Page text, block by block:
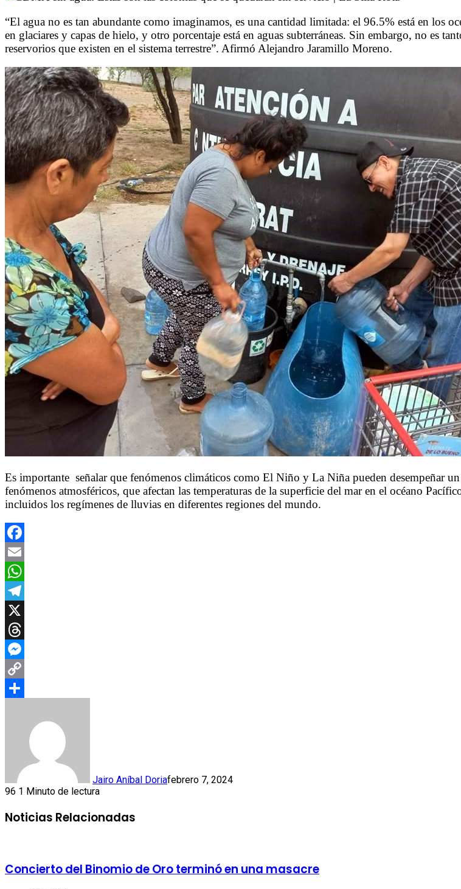
“El agua no es tan abundante como imaginamos, es una cantidad limitada: el 96.5% está en los
en glaciares y capas de hielo, y otro porcentaje está en aguas subterráneas. Sin embargo, no es
reservorios que existen en el sistema terrestre”. Afirmó Alejandro Jaramillo Moreno.
Es importante señalar que fenómenos climáticos como El Niño y La Niña pueden desempeñar
fenómenos atmosféricos, que afectan las temperaturas de la superficie del mar en el océano
incluidos los regímenes de lluvias en diferentes regiones del mundo.
Facebook
Email
WhatsApp
Telegram
X
Threads
Messenger
Copy
Jairo Aníbal Doriafebrero 7, 2024
96 1 Minuto de lectura
Noticias Relacionadas
Concierto del Binomio de Oro terminó en una masacre